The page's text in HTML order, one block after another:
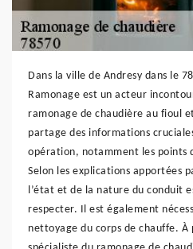
Dans la ville de Andresy dans le
Ramonage est un acteur
ramonage de chaudière au fioul
partage des informations
opération, notamment les points
Selon les explications apportées
l’état et de la nature du conduit
respecter. Il est également
nettoyage du corps de chauffe. À